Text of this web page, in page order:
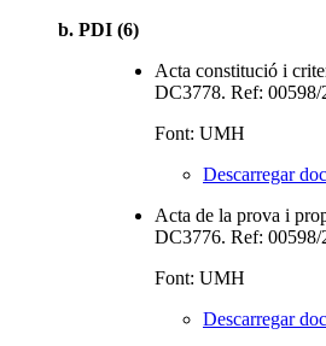
b. PDI (6)
Acta constitució i
DC3778. Ref: 00598/
Font: UMH
Descarregar
Acta de la prova i
DC3776. Ref: 00598/
Font: UMH
Descarregar